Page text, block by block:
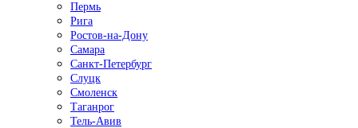
Пермь
Рига
Ростов-на-Дону
Самара
Санкт-Петербург
Слуцк
Смоленск
Таганрог
Тель-Авив